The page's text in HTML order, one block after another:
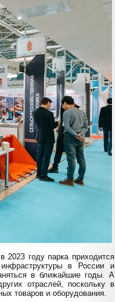
2023 году парка приходится
в России и
в ближайшие годы. А
отраслей, поскольку в
товаров и оборудования.